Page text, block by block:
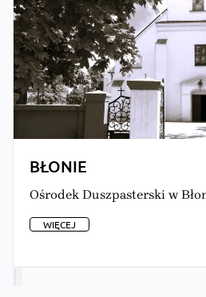
BŁONIE
Ośrodek Duszpasterski w
WIĘCEJ